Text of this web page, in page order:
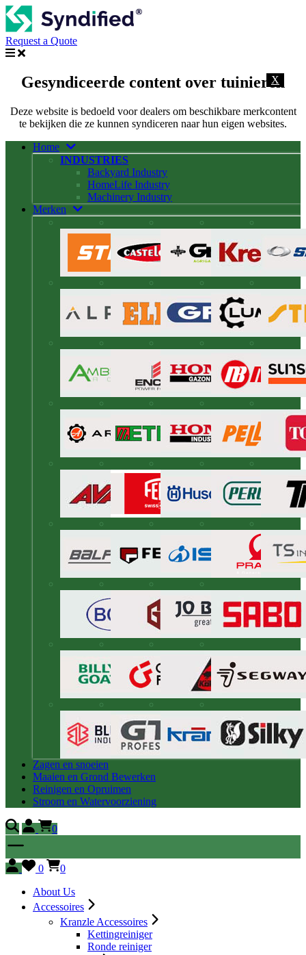
Request a Quote
X
Gesyndiceerde content over tuinieren
Deze website is bedoeld voor dealers om beschikbare merkcontent
te bekijken die ze kunnen syndiceren naar hun eigen websites.
Home
INDUSTRIES
Backyard Industry
HomeLife Industry
Machinery Industry
Merken
Zagen en snoeien
Maaien en Grond Bewerken
Reinigen en Opruimen
Stroom en Watervoorziening
0
0
0
About Us
Accessoires
Kranzle Accessoires
Kettingreiniger
Ronde reiniger